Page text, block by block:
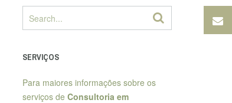
SERVIÇOS
Para maiores informações sobre os
serviços de Consultoria em